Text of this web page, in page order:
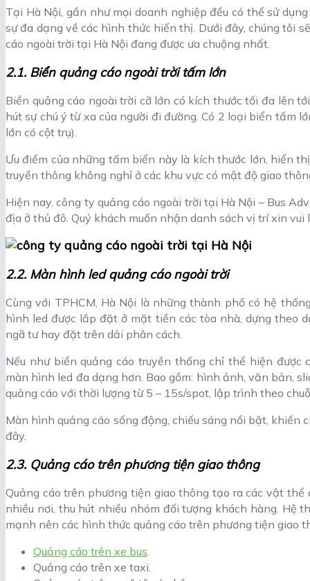
Tại Hà Nội, gần như mọi doanh nghiệp đều có thể sử
sự đa dạng về các hình thức hiển thị. Dưới đây, chúng tôi
cáo ngoài trời tại Hà Nội đang được ưa chuộng nhất.
2.1. Biển quảng cáo ngoài trời tấm lớn
Biển quảng cáo ngoài trời cỡ lớn có kích thước tối đa lên
hút sự chú ý từ xa của người đi đường. Có 2 loại biển tấm
lớn có cột trụ).
Ưu điểm của những tấm biển này là kích thước lớn, hiển
truyền thông không nghỉ ở các khu vực có mật độ giao
Hiện nay, công ty quảng cáo ngoài trời tại Hà Nội – Bus
địa ở thủ đô. Quý khách muốn nhận danh sách vị trí xin
2.2. Màn hình led quảng cáo ngoài trời
Cùng với TPHCM, Hà Nội là những thành phố có hệ
hình led được lắp đặt ở mặt tiền các tòa nhà, dựng theo
ngã tư hay đặt trên dải phân cách.
Nếu như biển quảng cáo truyền thống chỉ thể hiện
màn hình led đa dạng hơn. Bao gồm: hình ảnh, văn bản,
quảng cáo với thời lượng từ 5 – 15s/spot, lập trình theo
Màn hình quảng cáo sống động, chiếu sáng nổi bật, khiến
đây.
2.3. Quảng cáo trên phương tiện giao thông
Quảng cáo trên phương tiện giao thông tạo ra các vật
nhiều nơi, thu hút nhiều nhóm đối tượng khách hàng.
mạnh nên các hình thức quảng cáo trên phương tiện giao
Quảng cáo trên xe bus
Quảng cáo trên xe taxi.